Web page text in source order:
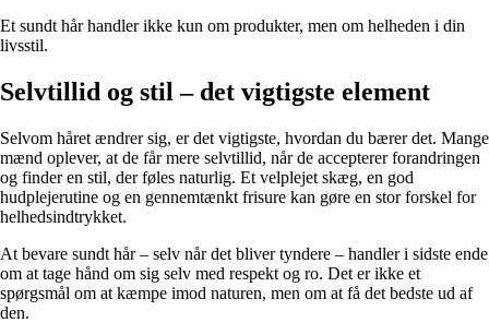
Et sundt hår handler ikke kun om produkter, men om helheden i din
livsstil.
Selvtillid og stil – det vigtigste element
Selvom håret ændrer sig, er det vigtigste, hvordan du bærer det. Mange
mænd oplever, at de får mere selvtillid, når de accepterer forandringen
og finder en stil, der føles naturlig. Et velplejet skæg, en god
hudplejerutine og en gennemtænkt frisure kan gøre en stor forskel for
helhedsindtrykket.
At bevare sundt hår – selv når det bliver tyndere – handler i sidste ende
om at tage hånd om sig selv med respekt og ro. Det er ikke et
spørgsmål om at kæmpe imod naturen, men om at få det bedste ud af
den.